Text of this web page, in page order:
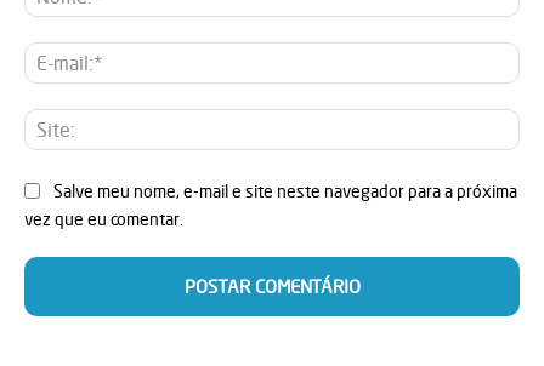
E-
Salve meu nome, e-mail e site neste navegador para a próxima
vez que eu comentar.